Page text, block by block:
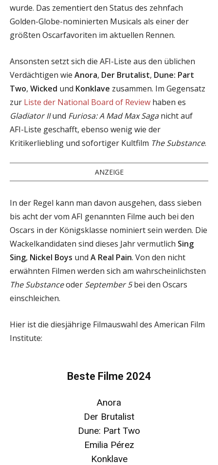
wurde. Das zementiert den Status des zehnfach
Golden-Globe-nominierten Musicals als einer der
größten Oscarfavoriten im aktuellen Rennen.
Ansonsten setzt sich die AFI-Liste aus den üblichen
Verdächtigen wie Anora, Der Brutalist, Dune: Part
Two, Wicked und Konklave zusammen. Im Gegensatz
zur Liste der National Board of Review haben es
Gladiator IIund Furiosa: A Mad Max Saganicht auf
AFI-Liste geschafft, ebenso wenig wie der
Kritikerliebling und sofortiger Kultfilm The Substance.
ANZEIGE
In der Regel kann man davon ausgehen, dass sieben
bis acht der vom AFI genannten Filme auch bei den
Oscars in der Königsklasse nominiert sein werden. Die
Wackelkandidaten sind dieses Jahr vermutlich Sing
Sing, Nickel Boys und A Real Pain. Von den nicht
erwähnten Filmen werden sich am wahrscheinlichsten
The Substanceoder September 5bei den Oscars
einschleichen.
Hier ist die diesjährige Filmauswahl des American Film
Institute:
Beste Filme 2024
Anora
Der Brutalist
Dune: Part Two
Emilia Pérez
Konklave